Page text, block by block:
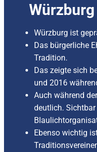
Würzburg ist
Das bürgerliche
Tradition.
Das zeigte sich
und 2016
Auch während
deutlich.
Ebenso wichtig